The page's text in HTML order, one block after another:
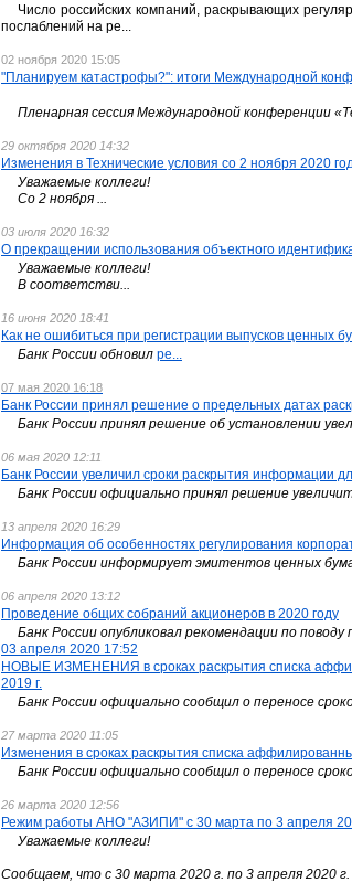
Число российских компаний, раскрывающих
послаблений на ре...
02 ноября 2020 15:05
"Планируем катастрофы?": итоги Международной
Пленарная сессия Международной конференции
29 октября 2020 14:32
Изменения в Технические условия со 2 ноября 2020
Уважаемые коллеги!
Со 2 ноября ...
03 июля 2020 16:32
О прекращении использования объектного
Уважаемые коллеги!
В соответстви...
16 июня 2020 18:41
Как не ошибиться при регистрации выпусков ценных
Банк России обновил ре...
07 мая 2020 16:18
Банк России принял решение о предельных датах
Банк России принял решение об установлении
06 мая 2020 12:11
Банк России увеличил сроки раскрытия информации
Банк России официально принял решение
13 апреля 2020 16:29
Информация об особенностях регулирования
Банк России информирует эмитентов ценных
06 апреля 2020 13:12
Проведение общих собраний акционеров в 2020 году
Банк России опубликовал рекомендации по
03 апреля 2020 17:52
НОВЫЕ ИЗМЕНЕНИЯ в сроках раскрытия списка
2019 г.
Банк России официально сообщил о переносе
27 марта 2020 11:05
Изменения в сроках раскрытия списка
Банк России официально сообщил о переносе
26 марта 2020 12:56
Режим работы АНО "АЗИПИ" с 30 марта по 3 апреля
Уважаемые коллеги!
Сообщаем, что с 30 марта 2020 г. по 3 апреля 2020